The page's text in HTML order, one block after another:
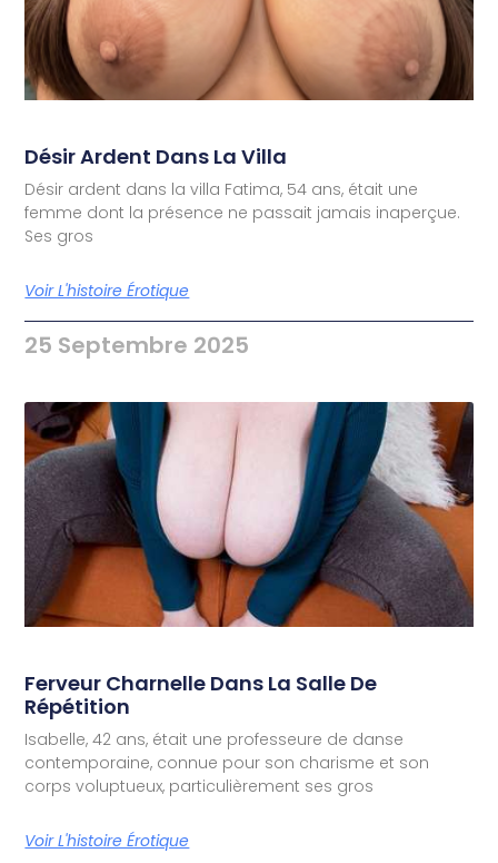
Désir Ardent Dans La Villa
Désir ardent dans la villa Fatima, 54 ans, était une
femme dont la présence ne passait jamais inaperçue.
Ses gros
Voir L'histoire Érotique
25 Septembre 2025
Ferveur Charnelle Dans La Salle De
Répétition
Isabelle, 42 ans, était une professeure de danse
contemporaine, connue pour son charisme et son
corps voluptueux, particulièrement ses gros
Voir L'histoire Érotique